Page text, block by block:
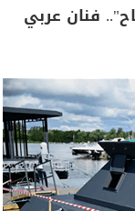
فنان عربي